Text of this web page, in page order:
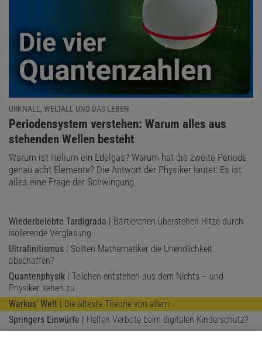
URKNALL, WELTALL UND DAS LEBEN
:
Periodensystem verstehen: Warum alles aus
stehenden Wellen besteht
Warum ist Helium ein Edelgas? Warum hat die zweite Periode
genau acht Elemente? Die Antwort der Physiker lautet: Es ist
alles eine Frage der Schwingung.
Wiederbelebte Tardigrada | Bärtierchen überstehen Hitze durch
isolierende Verglasung
Ultrafinitismus | Sollten Mathematiker die Unendlichkeit
abschaffen?
Quantenphysik | Teilchen entstehen aus dem Nichts – und
Physiker sehen zu
Warkus’ Welt | Die älteste Theorie von allem
Springers Einwürfe | Helfen Verbote beim digitalen Kinderschutz?